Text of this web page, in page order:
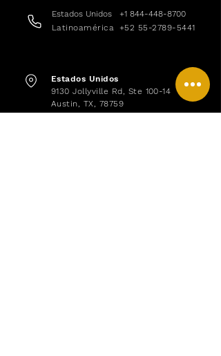
Estados Unidos
Latinoamérica
+1 844-448-8700
+52 55-2789-5441
Estados Unidos
9130 Jollyville Rd, Ste 100-14
Austin, TX, 78759